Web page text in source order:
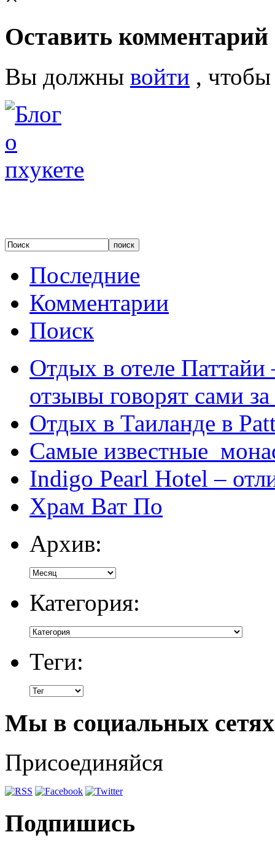
Оставить комментарий
Вы должны войти ,
Последние
Комментарии
Поиск
Отдых в отеле
отзывы говорят сами за
Отдых в Таиланде в
Самые известные
Indigo Pearl Hotel –
Храм Ват По
Архив:
Категория:
Теги:
Мы в социальных сетях
Присоединяйся
Подпишись